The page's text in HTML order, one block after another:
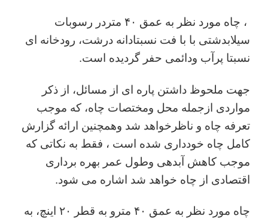
، چاه مورد نظر به عمق ۴۰ متردر رسوبات
سیلابدشتی با با فت نسبتادانه درشت، رودخانه ای
نسبتا پرآب ودائمی حفر گردیده است.
جهت ملحوظ داشتن پاره ای از مسائل، از ذکر
مواردی ازجمله محل ومختصات چاه، که موجب
تعرفه چاه و ناظرخواهد شد وهمچنین ارائه گزارش
کامل چاه خودداری شده است ، فقط به نکاتی که
موجب کاهش آبدهی وطول عمر بهره برداری
اقتصادی از چاه خواهد شد اشاره می شود.
چاه مورد نظر به عمق ۴۰ مترو به قطر ۲۰ اینچ، به